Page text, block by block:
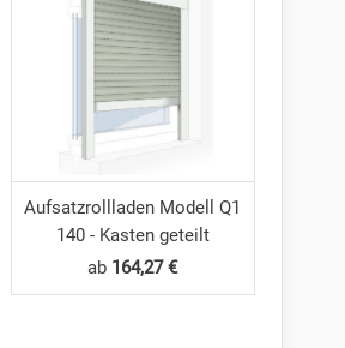
Aufsatzrollladen Modell Q1
140 - Kasten geteilt
ab 164,27 €